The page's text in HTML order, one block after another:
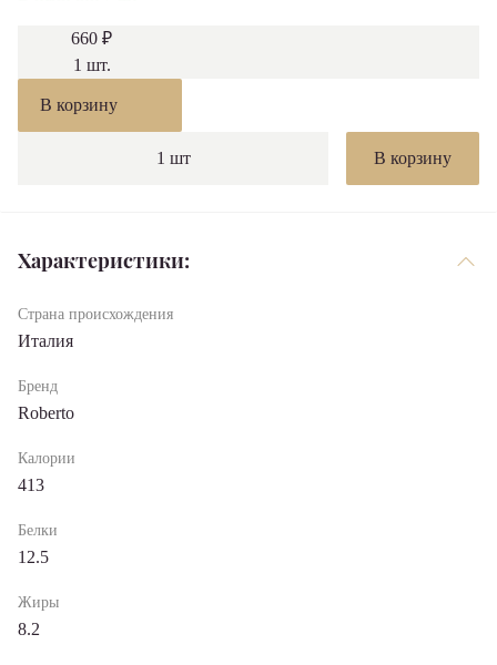
660 ₽
1 шт.
В корзину
1 шт В корзину
Характериcтики:
Страна происхождения
Италия
Бренд
Roberto
Калории
413
Белки
12.5
Жиры
8.2